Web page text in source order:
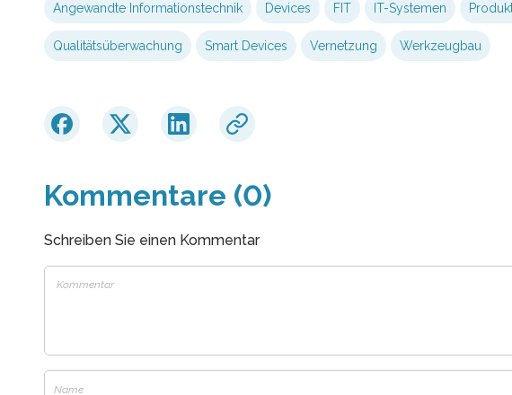
Angewandte Informationstechnik Devices FIT IT-Systemen
Qualitätsüberwachung Smart Devices Vernetzung Werkzeugbau
Kommentare (0)
Schreiben Sie einen Kommentar